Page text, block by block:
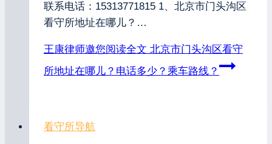
联系电话：15313771815 1、北京市门头沟区
看守所地址在哪儿？…
王康律师邀您阅读全文 北京市门头沟区看守
所地址在哪儿？电话多少？乘车路线？
看守所导航